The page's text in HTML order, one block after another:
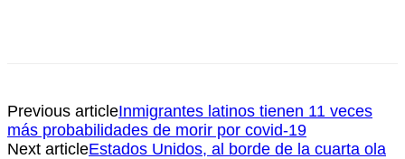
Previous articleInmigrantes latinos tienen 11 veces
más probabilidades de morir por covid-19
Next articleEstados Unidos, al borde de la cuarta ola